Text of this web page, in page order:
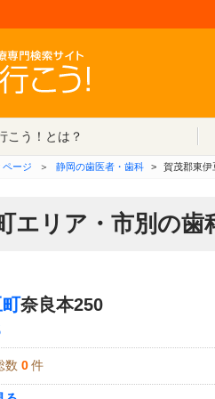
こう！とは？
ージ ＞ 静岡の歯医者・歯科 > 賀茂郡東伊
エリア・市別の歯
奈良本250
数 0 件